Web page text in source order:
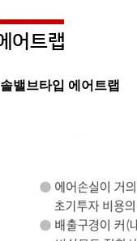
솔밸브타입 에어트랩